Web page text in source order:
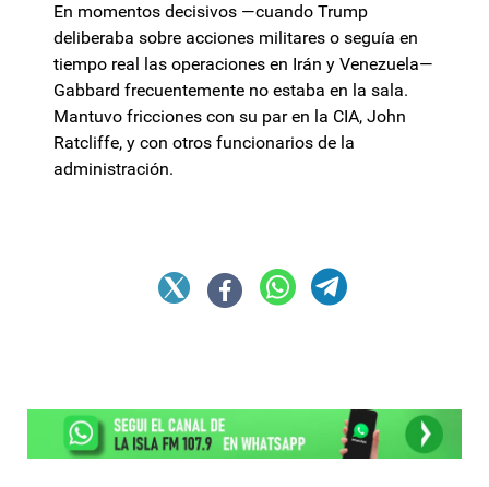
En momentos decisivos —cuando Trump
deliberaba sobre acciones militares o seguía en
tiempo real las operaciones en Irán y Venezuela—
Gabbard frecuentemente no estaba en la sala.
Mantuvo fricciones con su par en la CIA, John
Ratcliffe, y con otros funcionarios de la
administración.